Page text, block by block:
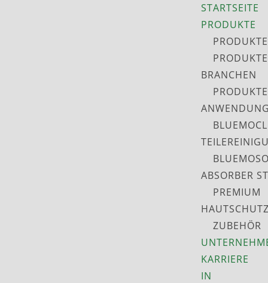
STARTSEITE
PRODUKTE
BRANCHEN
ABSORBER
PREMIUM
ZUBEHÖR
KARRIERE
IN